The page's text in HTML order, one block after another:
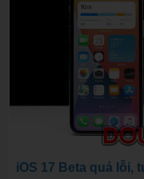
iOS 17 Beta quá lỗi,